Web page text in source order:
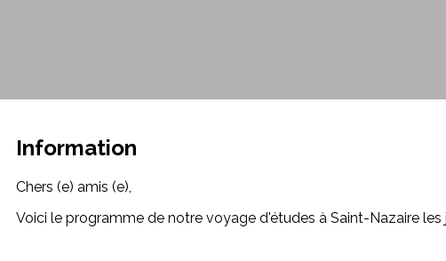
Information
Chers (e) amis (e),
Voici le programme de notre voyage d'études à Saint-Nazaire